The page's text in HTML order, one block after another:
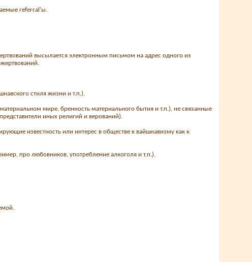
referral'ы.
высылается электронным письмом на адрес одного из
стиля жизни и т.п.).
мире, бренность материального бытия и т.п.), не связанные
иных религий и верований).
известность или интерес в обществе к вайшнавизму как к
про любовников, употребление алкоголя и т.п.).